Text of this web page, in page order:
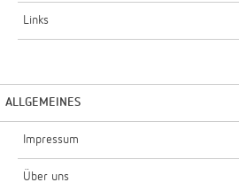
Links
ALLGEMEINES
Impressum
Über uns